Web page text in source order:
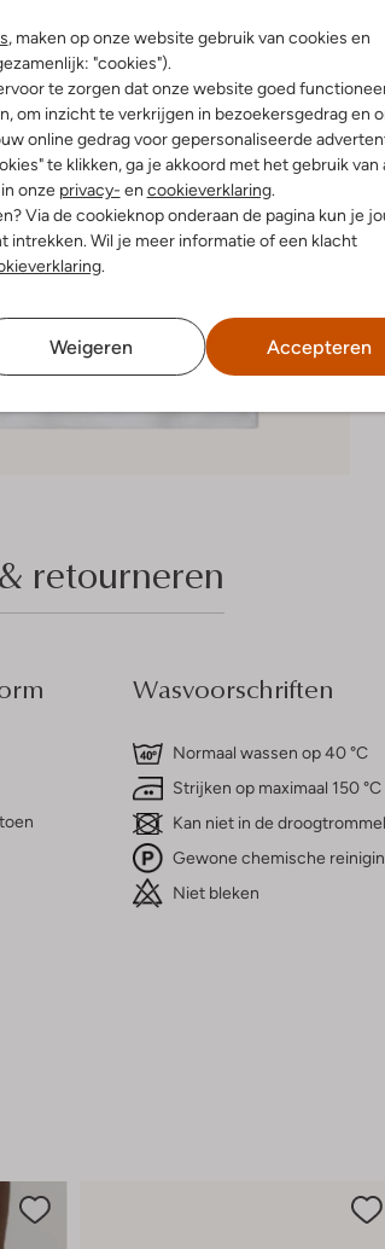
, maken op onze website gebruik van cookies en
"cookies").
te zorgen dat onze website goed
om inzicht te verkrijgen in bezoekersgedrag en
online gedrag voor gepersonaliseerde
te klikken, ga je akkoord met het gebruik van
onze privacy- en cookieverklaring.
Via de cookieknop onderaan de pagina kun je
intrekken. Wil je meer informatie of een klacht
.
Weigeren Accepteren
retourneren
Wasvoorschriften
Normaal wassen op 40 °C
Strijken op maximaal 150 °C
Kan niet in de droogtrommel
Gewone chemische
Niet bleken